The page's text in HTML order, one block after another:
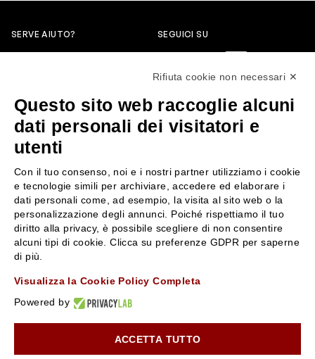
SERVE AIUTO?
servizioclienti@rossiprofumi.it
SEGUICI SU
SERVIZIO CLIENTI
Resi e rimborsi
Pagamenti
Spedizione
Condizioni generali di vendita
Privacy Policy
Chi siamo
Contattaci
Negozi
Attiva la Rossi Card
Lavora con noi
10% di Sconto sul primo ordine!*
Iscriviti alla newsletter e rimani aggiornato con le novità e
Rifiuta cookie non necessari ✕
Questo sito web raccoglie alcuni
dati personali dei visitatori e
utenti
Con il tuo consenso, noi e i nostri partner utilizziamo i cookie
e tecnologie simili per archiviare, accedere ed elaborare i
dati personali come, ad esempio, la visita al sito web o la
personalizzazione degli annunci. Poiché rispettiamo il tuo
diritto alla privacy, è possibile scegliere di non consentire
alcuni tipi di cookie. Clicca su preferenze GDPR per saperne
di più.
Visualizza la Cookie Policy Completa
Powered by
ACCETTA TUTTO